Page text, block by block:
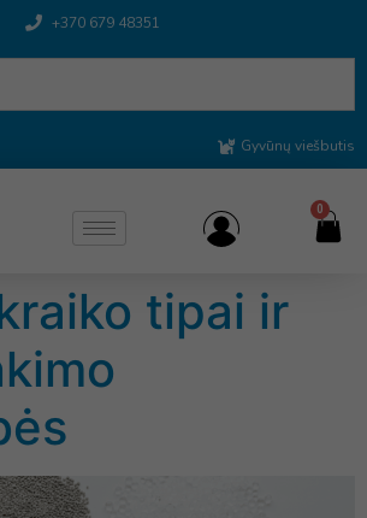
+370 679 48351
Gyvūnų viešbutis
0
tipai ir